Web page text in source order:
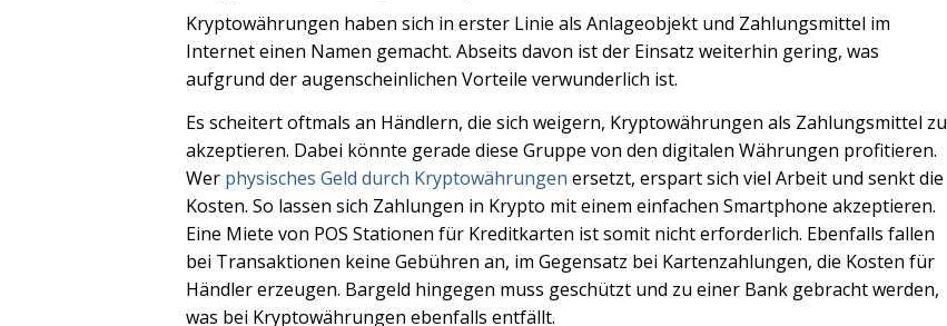
Kryptowährungen haben sich in erster Linie als Anlageobjekt und Zahlungsmittel im
Internet einen Namen gemacht. Abseits davon ist der Einsatz weiterhin gering, was
aufgrund der augenscheinlichen Vorteile verwunderlich ist.
Es scheitert oftmals an Händlern, die sich weigern, Kryptowährungen als Zahlungsmittel zu
akzeptieren. Dabei könnte gerade diese Gruppe von den digitalen Währungen profitieren.
Wer physisches Geld durch Kryptowährungen ersetzt, erspart sich viel Arbeit und senkt die
Kosten. So lassen sich Zahlungen in Krypto mit einem einfachen Smartphone akzeptieren.
Eine Miete von POS Stationen für Kreditkarten ist somit nicht erforderlich. Ebenfalls fallen
bei Transaktionen keine Gebühren an, im Gegensatz bei Kartenzahlungen, die Kosten für
Händler erzeugen. Bargeld hingegen muss geschützt und zu einer Bank gebracht werden,
was bei Kryptowährungen ebenfalls entfällt.